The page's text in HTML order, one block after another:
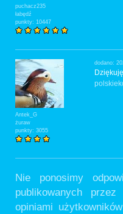
puchacz235
łabędź
punkty: 10447
Antek_G
żuraw
punkty: 3055
dodano:
Nie ponosimy
publikowanych
opiniami